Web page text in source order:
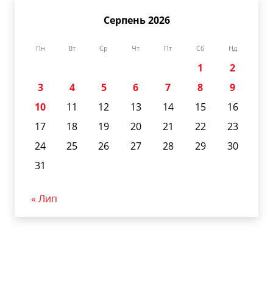
Серпень 2026
Пн Вт Ср Чт Пт Сб Нд
1
2
3
4 5 6 7 8
9
10
11 12 13 14 15
16
17
18 19 20 21 22
23
24
25 26 27 28 29
30
31
« Лип